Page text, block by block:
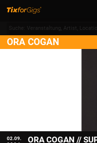
ORA COGAN
02.09.
ORA COGAN //